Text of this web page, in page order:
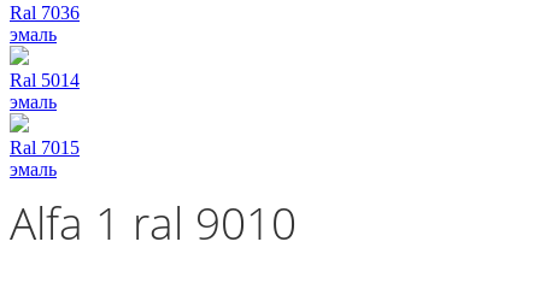
Ral 7036
эмаль
Ral 5014
эмаль
Ral 7015
эмаль
Alfa 1 ral 9010